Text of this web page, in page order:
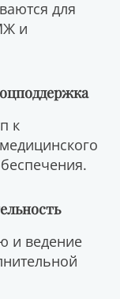
для
и
к
и ведение